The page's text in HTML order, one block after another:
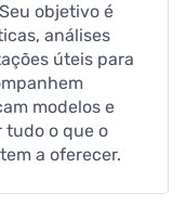
objetivo é
análises
úteis para
modelos e
tudo o que o
a oferecer.